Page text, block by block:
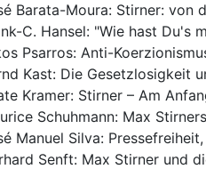
Barata-Moura: Stirner: von
C. Hansel: "Wie hast Du's
Psarros: Anti-
Kast: Die Gesetzlosigkeit
Kramer: Stirner – Am
Schuhmann: Max
Manuel Silva:
Senft: Max Stirner und